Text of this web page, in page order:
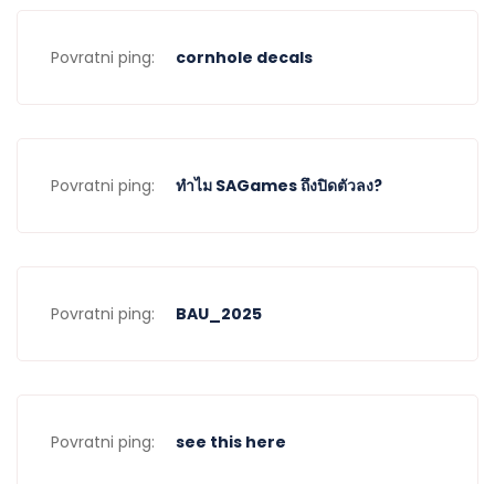
Povratni ping: cornhole decals
Povratni ping: ทำไม SAGames ถึงปิดตัวลง?
Povratni ping: BAU_2025
Povratni ping: see this here